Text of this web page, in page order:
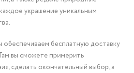
украшение уникальным
обеспечиваем бесплатную доставку
вы сможете примерить
сделать окончательный выбор, а